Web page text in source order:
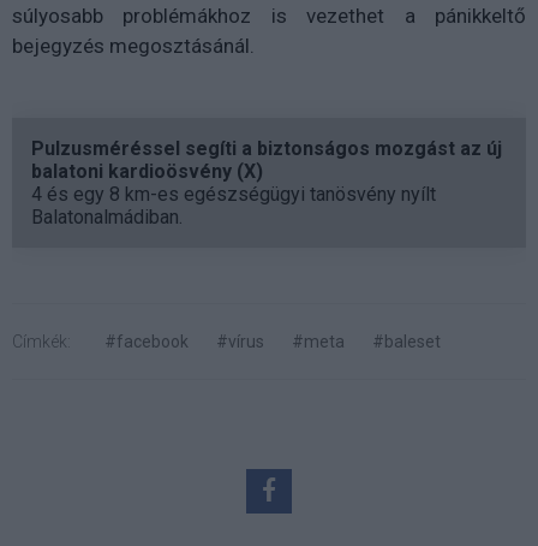
súlyosabb problémákhoz is vezethet a pánikkeltő
bejegyzés megosztásánál.
Pulzusméréssel segíti a biztonságos mozgást az új
balatoni kardioösvény (X)
4 és egy 8 km-es egészségügyi tanösvény nyílt
Balatonalmádiban.
Címkék: #facebook #vírus #meta #baleset